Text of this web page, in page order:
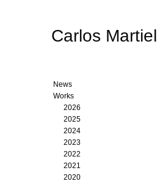
Carlos Martiel
News
Works
2026
2025
2024
2023
2022
2021
2020